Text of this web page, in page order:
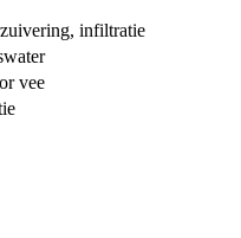
infiltratie
vee